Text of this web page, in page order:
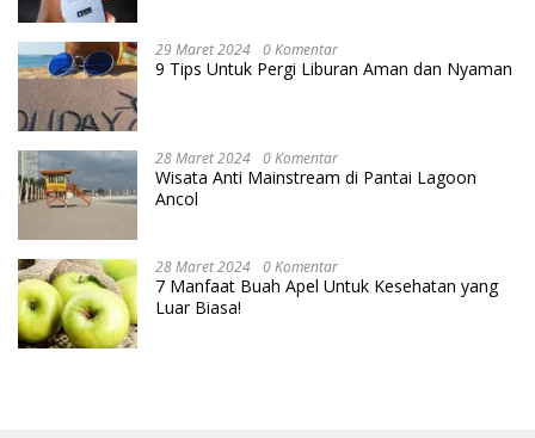
29 Maret 2024 0 Komentar
9 Tips Untuk Pergi Liburan Aman dan Nyaman
28 Maret 2024 0 Komentar
Wisata Anti Mainstream di Pantai Lagoon
Ancol
28 Maret 2024 0 Komentar
7 Manfaat Buah Apel Untuk Kesehatan yang
Luar Biasa!